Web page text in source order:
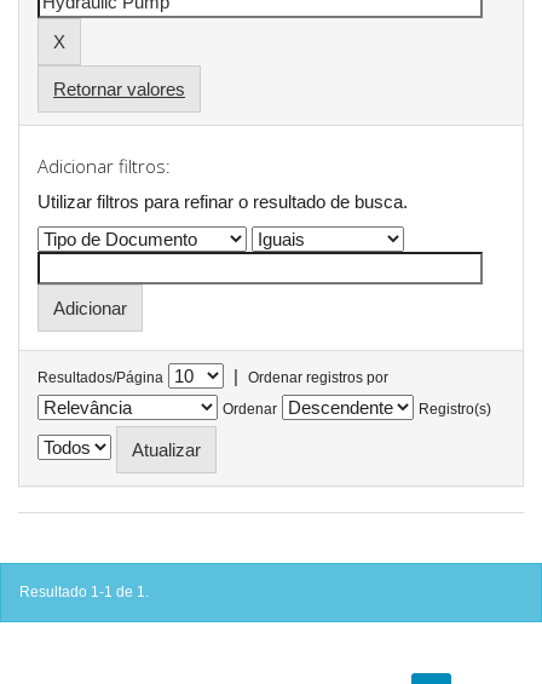
Retornar valores
Adicionar filtros:
Utilizar filtros para refinar o resultado de busca.
Resultados/Página |
Ordenar registros por
Ordenar
Registro(s)
Resultado 1-1 de 1.